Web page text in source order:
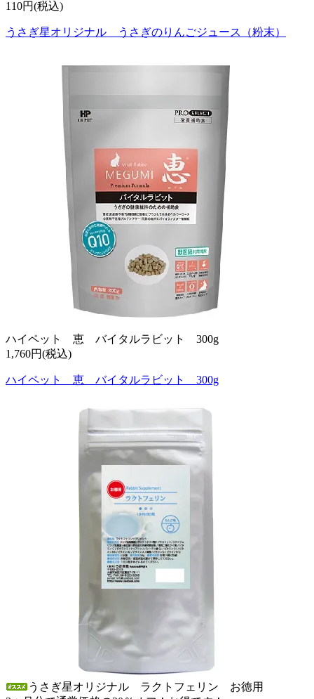
110円(税込)
うさぎ星オリジナル うさぎのりんごジュース（粉末）
ハイペット 恵 バイタルラビット 300g
1,760円(税込)
ハイペット 恵 バイタルラビット 300g
うさぎ星オリジナル ラクトフェリン お徳用